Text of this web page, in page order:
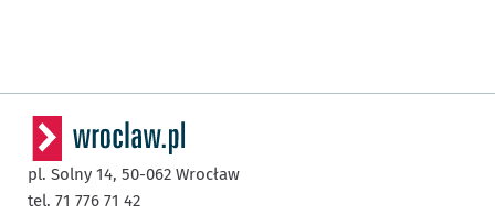
pl. Solny 14, 50-062 Wrocław
tel. 71 776 71 42